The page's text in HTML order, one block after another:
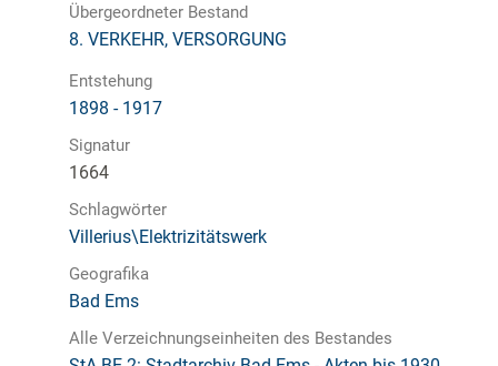
Übergeordneter Bestand
8. VERKEHR, VERSORGUNG
Entstehung
1898 - 1917
Signatur
1664
Schlagwörter
Villerius\Elektrizitätswerk
Geografika
Bad Ems
Alle Verzeichnungseinheiten des Bestandes